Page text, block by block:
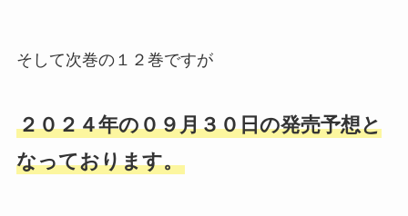
そして次巻の１２巻ですが
２０２４年の０９月３０日の発売予想と
なっております。